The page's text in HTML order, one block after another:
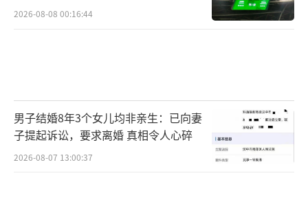
2026-08-08 00:16:44
男子结婚8年3个女儿均非亲生：已向妻
子提起诉讼，要求离婚 真相令人心碎
2026-08-07 13:00:37